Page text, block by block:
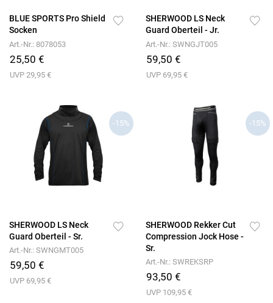
BLUE SPORTS Pro Shield
Socken
Art.-Nr.: 8078053
25,50 €
UVP 29,95 €
SHERWOOD LS Neck
Guard Oberteil - Jr.
Art.-Nr.: SWNGJT005
59,50 €
UVP 69,95 €
-15%
SHERWOOD LS Neck
Guard Oberteil - Sr.
Art.-Nr.: SWNGMT005
59,50 €
UVP 69,95 €
-15%
SHERWOOD Rekker Cut
Compression Jock Hose -
Sr.
Art.-Nr.: SWREKSRP
93,50 €
UVP 109,95 €